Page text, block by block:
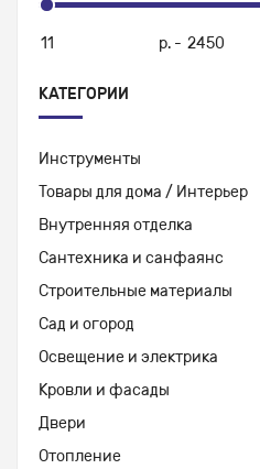
р. -
КАТЕГОРИИ
Инструменты
Товары для дома / Интерьер
Внутренняя отделка
Сантехника и санфаянс
Строительные материалы
Сад и огород
Освещение и электрика
Кровли и фасады
Двери
Отопление